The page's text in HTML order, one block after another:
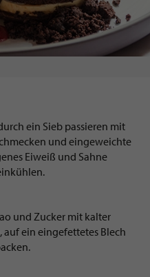
ein Sieb passieren mit
und eingeweichte
Eiweiß und Sahne
und Zucker mit kalter
auf ein eingefettetes Blech